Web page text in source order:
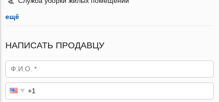
ещё
НАПИСАТЬ ПРОДАВЦУ